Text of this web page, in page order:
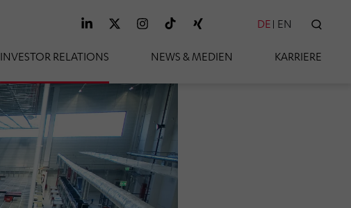
INVESTOR RELATIONS NEWS & MEDIEN KARRIERE
DE EN